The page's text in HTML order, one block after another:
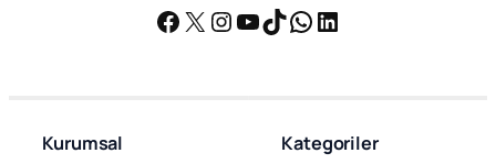
Facebook
X Instagram
YouTube
TikTok
WhatsApp
LinkedIn
Kurumsal Kategoriler